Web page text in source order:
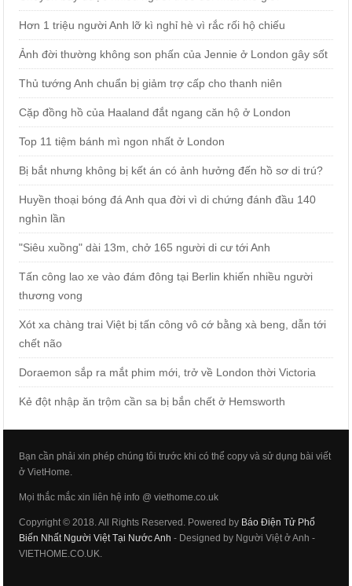
Hơn 1 triệu người Anh lỡ kì nghỉ hè vì rắc rối hộ chiếu
Ảnh đời thường không son phấn của Jennie ở London gây sốt
Thủ tướng Anh chuẩn bị giảm trợ cấp cho thanh niên
Cặp đồng hồ của Haaland đắt ngang căn hộ ở London
Top 11 tiệm bánh mì ngon nhất ở London
Bị bắt nhưng không bị kết án có ảnh hưởng đến hồ sơ di trú?
Huyền thoại bóng đá Anh qua đời vì di chứng đánh đầu 140
nghìn lần
"Siêu xuồng" dài 13m, chở 165 người di cư tới Anh
Tấn công lao xe vào đám đông tại Berlin khiến nhiều người
thương vong
Xót xa chàng trai Việt bị tấn công vô cớ bằng xà beng, dẫn tới
chết não
Doraemon sắp ra mắt phim mới, trở về London thời Victoria
Kẻ đột nhập ăn trộm cần sa bị bắn chết ở Hemsworth
Bạn cần phải xin phép chúng tôi trước khi có thể copy và sử dụng bài viết
ở VietHome.
Mọi thắc mắc xin liên hệ info @ viethome.co.uk
Copyright © 2018. All Rights Reserved. Powered by Báo Điện Tử Phổ
Biến Nhất Người Việt Tại Nước Anh - Designed by Người Việt ở Anh -
VIETHOME.CO.UK.